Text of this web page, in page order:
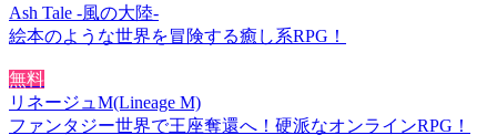
Ash Tale -風の大陸-
絵本のような世界を冒険する癒し系RPG！
無料
リネージュM(Lineage M)
ファンタジー世界で王座奪還へ！硬派なオンラインRPG！